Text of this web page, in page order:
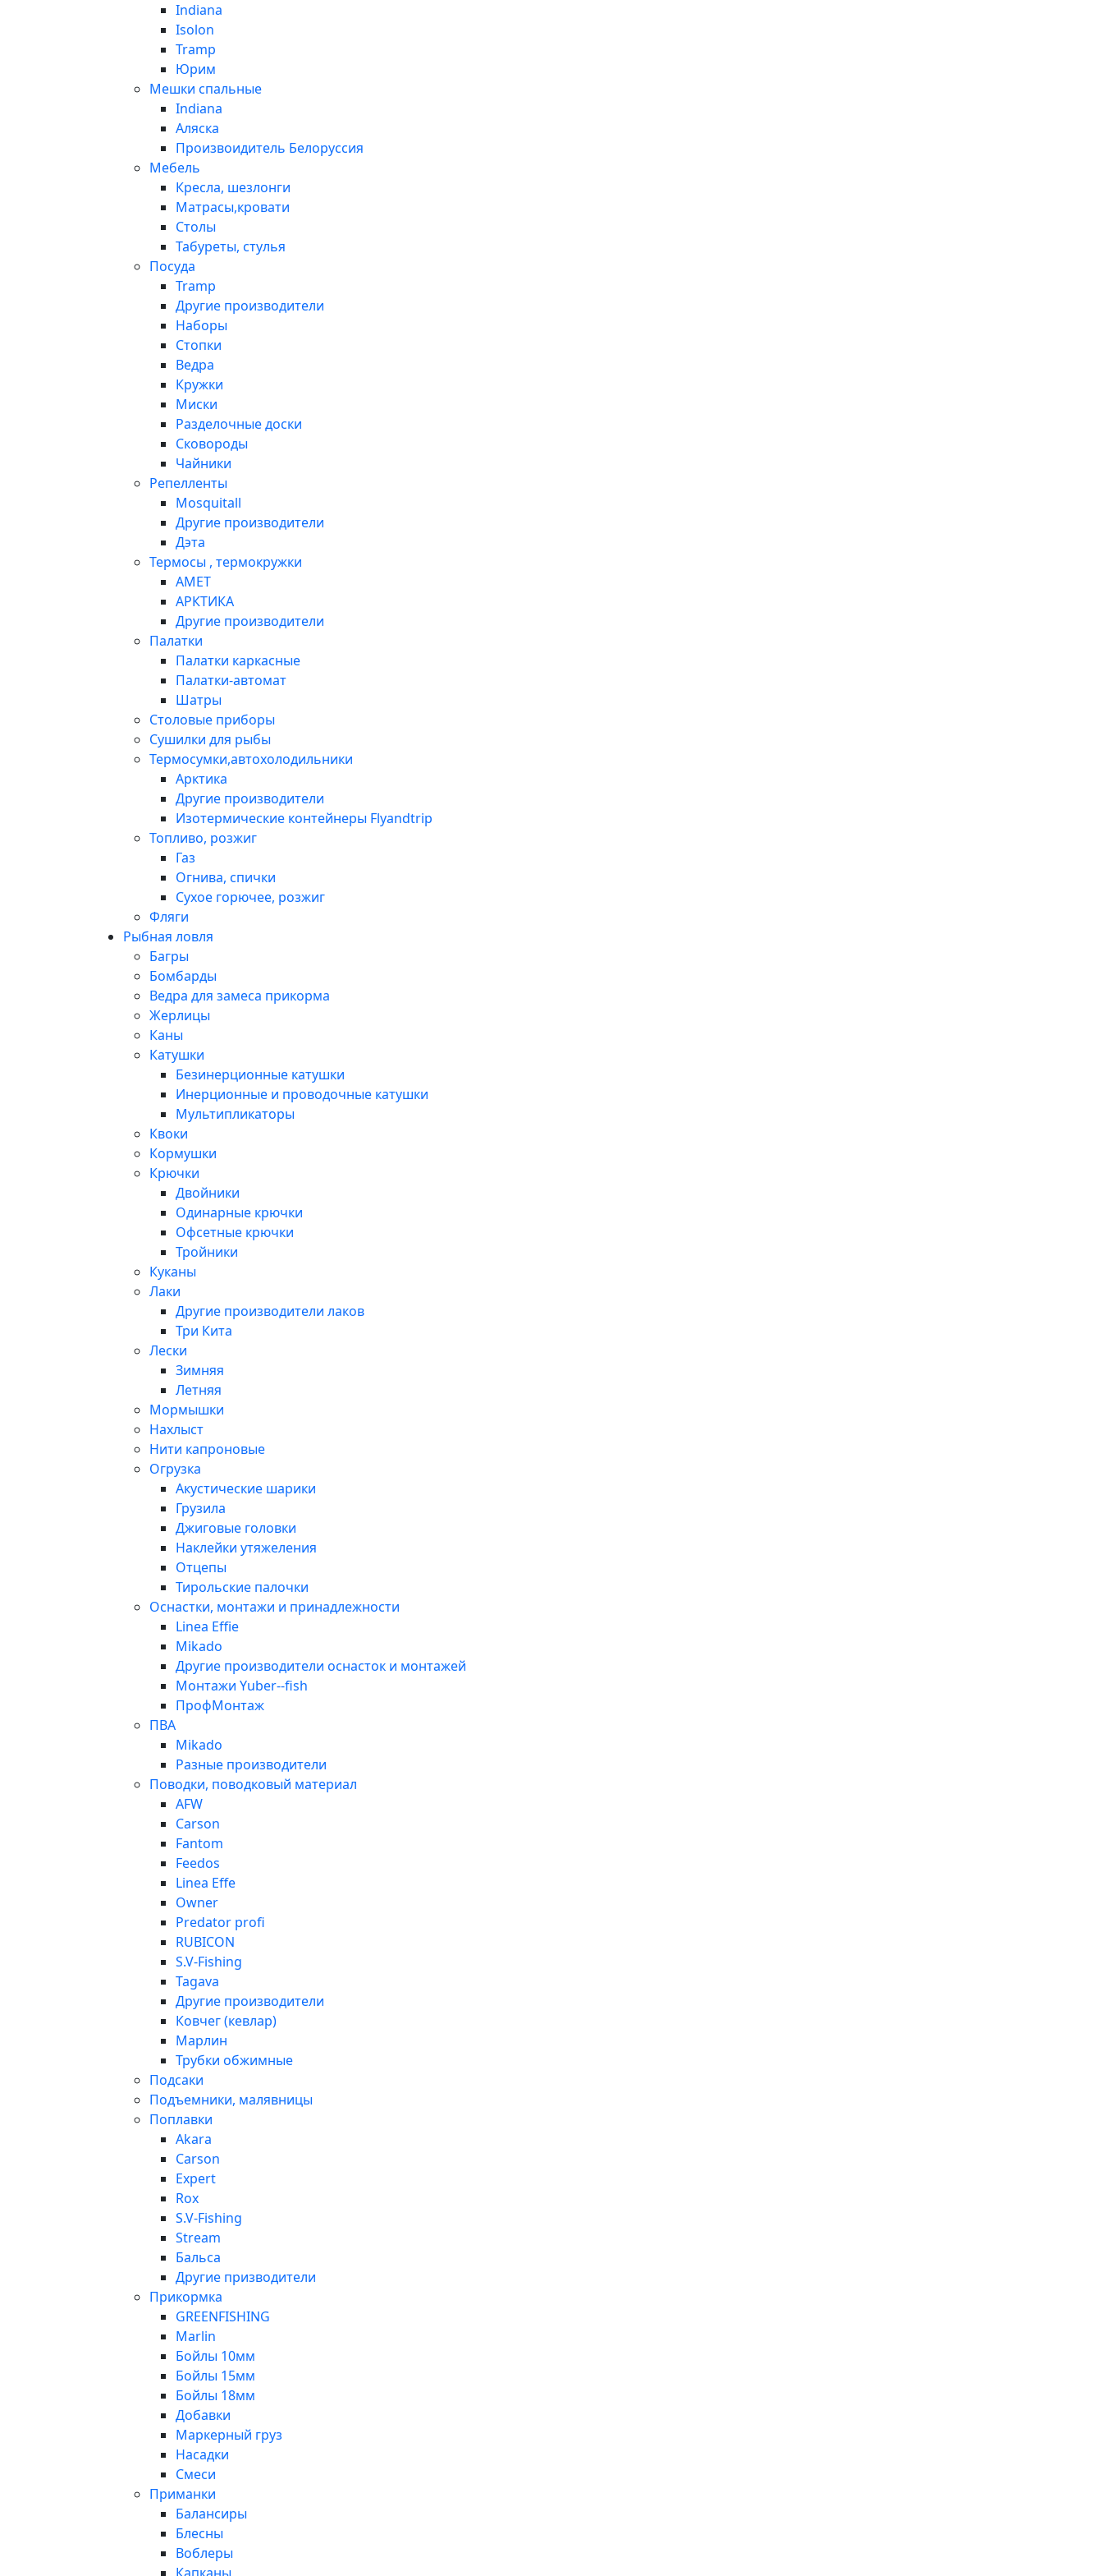
Indiana
Isolon
Tramp
Юрим
Мешки спальные
Indiana
Аляска
Произвоидитель Белоруссия
Мебель
Кресла, шезлонги
Матрасы,кровати
Столы
Табуреты, стулья
Посуда
Tramp
Другие производители
Наборы
Стопки
Ведра
Кружки
Миски
Разделочные доски
Сковороды
Чайники
Репелленты
Mosquitall
Другие производители
Дэта
Термосы , термокружки
АМЕТ
АРКТИКА
Другие производители
Палатки
Палатки каркасные
Палатки-автомат
Шатры
Столовые приборы
Сушилки для рыбы
Термосумки,автохолодильники
Арктика
Другие производители
Изотермические контейнеры Flyandtrip
Топливо, розжиг
Газ
Огнива, спички
Сухое горючее, розжиг
Фляги
Рыбная ловля
Багры
Бомбарды
Ведра для замеса прикорма
Жерлицы
Каны
Катушки
Безинерционные катушки
Инерционные и проводочные катушки
Мультипликаторы
Квоки
Кормушки
Крючки
Двойники
Одинарные крючки
Офсетные крючки
Тройники
Куканы
Лаки
Другие производители лаков
Три Кита
Лески
Зимняя
Летняя
Мормышки
Нахлыст
Нити капроновые
Огрузка
Акустические шарики
Грузила
Джиговые головки
Наклейки утяжеления
Отцепы
Тирольские палочки
Оснастки, монтажи и принадлежности
Linea Effie
Mikado
Другие производители оснасток и монтажей
Монтажи Yuber--fish
ПрофМонтаж
ПВА
Mikado
Разные производители
Поводки, поводковый материал
AFW
Carson
Fantom
Feedos
Linea Effe
Owner
Predator profi
RUBICON
S.V-Fishing
Tagava
Другие производители
Ковчег (кевлар)
Марлин
Трубки обжимные
Подсаки
Подъемники, малявницы
Поплавки
Akara
Carson
Expert
Rox
S.V-Fishing
Stream
Бальса
Другие призводители
Прикормка
GREENFISHING
Marlin
Бойлы 10мм
Бойлы 15мм
Бойлы 18мм
Добавки
Маркерный груз
Насадки
Смеси
Приманки
Балансиры
Блесны
Воблеры